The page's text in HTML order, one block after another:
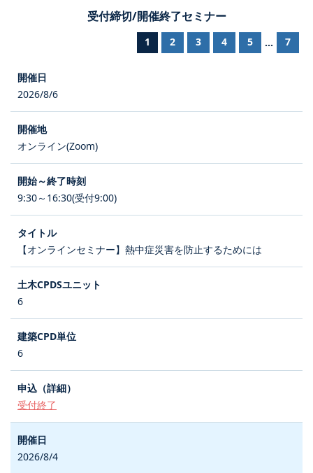
受付締切/開催終了セミナー
1 2 3 4 5 ... 7
2026/8/6
オンライン(Zoom)
9:30～16:30(受付9:00)
【オンラインセミナー】熱中症災害を防止するためには
6
6
受付終了
2026/8/4